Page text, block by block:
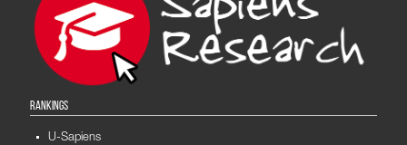
RANKINGS
U-Sapiens